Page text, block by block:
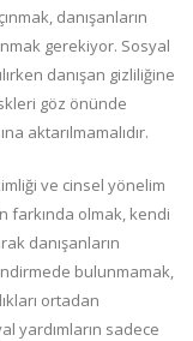
danışanların
gerekiyor. Sosyal
danışan gizliliğine
göz önünde
aktarılmamalıdır.
ve cinsel yönelim
farkında olmak, kendi
danışanların
bulunmamak,
ortadan
yardımların sadece